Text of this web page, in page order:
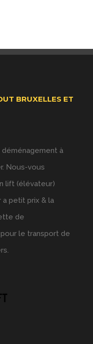
BRUXELLES ET
à
Nous-vous
lift (élévateur)
petit prix & la
de
le transport de